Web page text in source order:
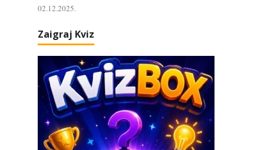
02.12.2025.
Zaigraj Kviz